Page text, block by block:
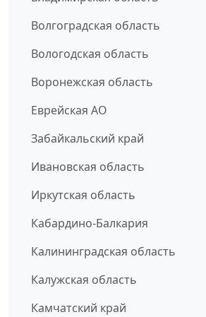
Волгоградская область
Вологодская область
Воронежская область
Еврейская АО
Забайкальский край
Ивановская область
Иркутская область
Кабардино-Балкария
Калининградская область
Калужская область
Камчатский край